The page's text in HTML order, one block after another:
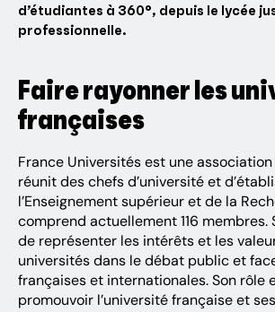
d’étudiantes à 360°, depuis le lycée
professionnelle.
Faire rayonner les
françaises
France Universités est une association
réunit des chefs d’université et
l’Enseignement supérieur et de la
comprend actuellement 116 membres.
de représenter les intérêts et les
universités dans le débat public et
françaises et internationales. Son rôle
promouvoir l’université française et